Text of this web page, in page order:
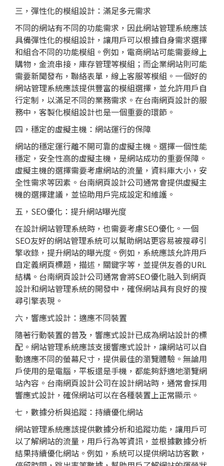
三，彈性化的模組設計：滿足多元需求
不同的網站有不同的功能需求，因此網站管理系統應該
具備彈性化的模組設計，讓用戶可以根據自身需求選擇
和組合不同的功能模組。例如，電商網站可能需要線上
購物，金流串接，庫存管理等模組；而企業網站則可能
需要新聞發布，聯絡表單，線上客服等模組。一個好的
網站管理系統應該提供豐富的模組選擇，並允許用戶自
行定制，以滿足不同的業務需求。在台南網頁設計的服
務中，客製化模組設計也是一個重要的環節。
四，穩定的虛擬主機：網站運行的保障
網站的穩定運行離不開可靠的虛擬主機。選擇一個性能
穩定，安全性高的虛擬主機，是網站成功的重要保障。
虛擬主機的選擇需要考慮網站的流量，資料庫大小，安
全性需求等因素。台南網頁設計公司通常會提供虛擬主
機的選擇建議，並協助用戶完成設定和維護。
五，SEO優化：提升網站曝光度
在設計網站管理系統時，也需要考慮SEO優化。一個
SEO友好的網站管理系統可以幫助網站更容易被搜尋引
擎收錄，提升網站的曝光度。例如，系統應該允許用戶
自定義網頁標題，描述，關鍵字等，並提供友善的URL
結構。台南網頁設計公司通常會將SEO優化融入到網頁
設計和網站管理系統的開發中，確保網站具有良好的搜
尋引擎表現。
六，響應式設計：適應不同裝置
隨著行動裝置的普及，響應式設計已成為網站設計的標
配。網站管理系統應該支援響應式設計，讓網站可以自
動適應不同的螢幕尺寸，提供最佳的瀏覽體驗。無論用
戶使用的是電腦，平板還是手機，都能夠舒適地瀏覽網
站內容。台南網頁設計公司在設計網站時，通常會採用
響應式設計，確保網站可以在各種裝置上正常顯示。
七，數據分析與追蹤：持續優化網站
網站管理系統應該提供數據分析和追蹤功能，讓用戶可
以了解網站的流量，用戶行為等資訊，並根據數據分析
結果持續優化網站。例如，系統可以提供網站訪客數，